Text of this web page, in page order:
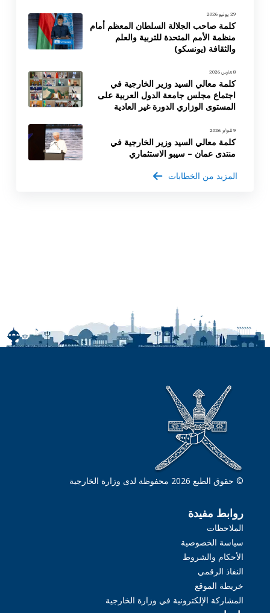
29 يونيو 2026
كلمة صاحب الجلالة السلطان المعظم أمام
منظمة الأمم المتحدة للتربية والعلم
والثقافة (يونسكو)
8 مارس 2026
كلمة معالي السيد وزير الخارجية في
اجتماع مجلس جامعة الدول العربية على
المستوى الوزاري الدورة غير العادية
9 فبراير 2026
كلمة معالي السيد وزير الخارجية في
منتدى عمان – سيبو الاستثماري
المزيد من الخطابات
© حقوق الطبع 2026 محفوظة لدى وزارة الخارجية
روابط مفيدة
الملاحظات
سياسة الخصوصية
الأحكام والشروط
النفاذ الرقمي
خريطة الموقع
المشاركة الإلكترونية في وزارة الخارجية